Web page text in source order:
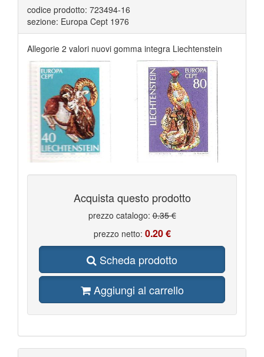
codice prodotto: 723494-16
sezione: Europa Cept 1976
Allegorie 2 valori nuovi gomma integra Liechtenstein
Acquista questo prodotto
prezzo catalogo:0.35 €
prezzo netto: 0.20 €
Scheda prodotto
Aggiungi al carrello